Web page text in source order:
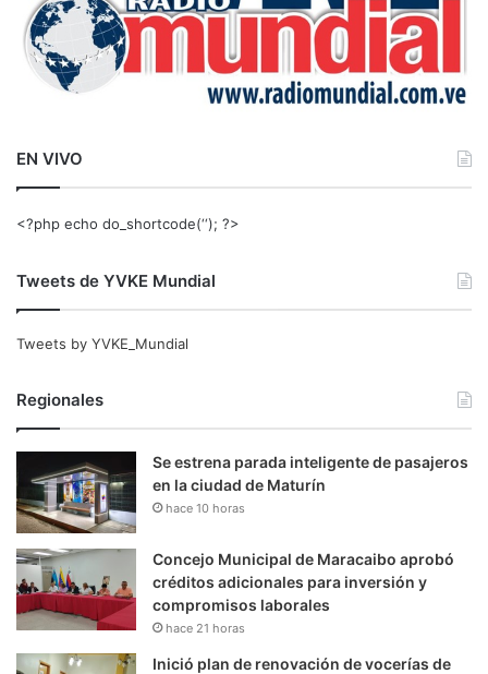
EN VIVO
<?php echo do_shortcode(‘‘); ?>
Tweets de YVKE Mundial
Tweets by YVKE_Mundial
Regionales
Se estrena parada inteligente de pasajeros
en la ciudad de Maturín
hace 10 horas
Concejo Municipal de Maracaibo aprobó
créditos adicionales para inversión y
compromisos laborales
hace 21 horas
Inició plan de renovación de vocerías de